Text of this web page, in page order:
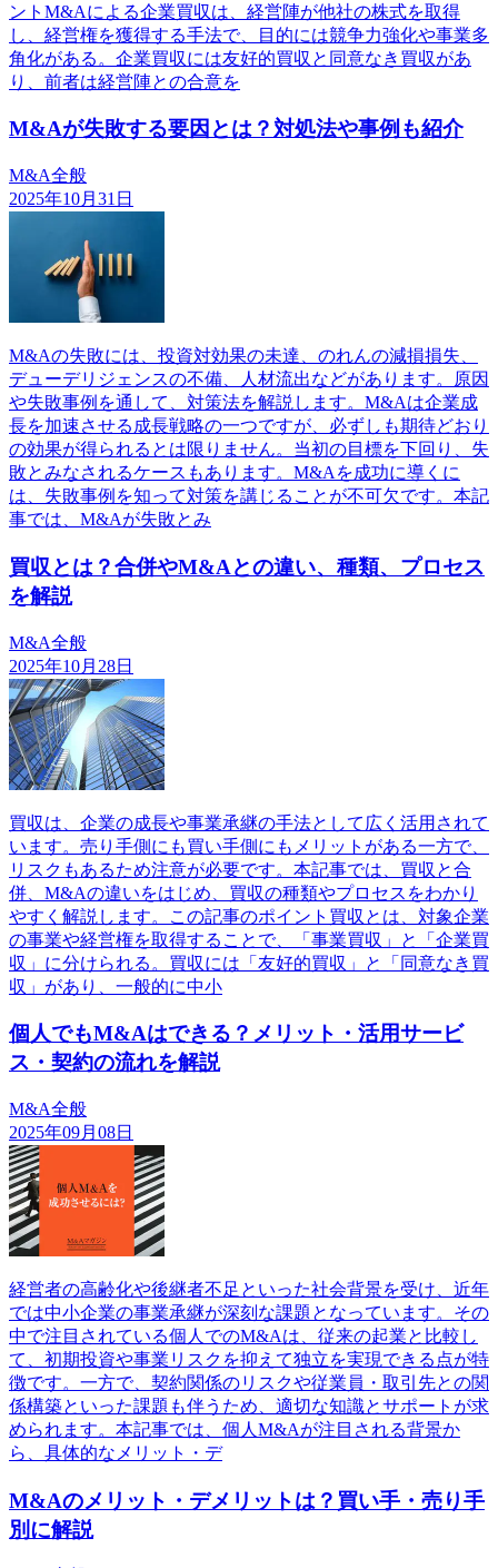
ントM&Aによる企業買収は、経営陣が他社の株式を取得
し、経営権を獲得する手法で、目的には競争力強化や事業多
角化がある。企業買収には友好的買収と同意なき買収があ
り、前者は経営陣との合意を
M&Aが失敗する要因とは？対処法や事例も紹介
M&A全般
2025年10月31日
M&Aの失敗には、投資対効果の未達、のれんの減損損失、
デューデリジェンスの不備、人材流出などがあります。原因
や失敗事例を通して、対策法を解説します。M&Aは企業成
長を加速させる成長戦略の一つですが、必ずしも期待どおり
の効果が得られるとは限りません。当初の目標を下回り、失
敗とみなされるケースもあります。M&Aを成功に導くに
は、失敗事例を知って対策を講じることが不可欠です。本記
事では、M&Aが失敗とみ
買収とは？合併やM&Aとの違い、種類、プロセス
を解説
M&A全般
2025年10月28日
買収は、企業の成長や事業承継の手法として広く活用されて
います。売り手側にも買い手側にもメリットがある一方で、
リスクもあるため注意が必要です。本記事では、買収と合
併、M&Aの違いをはじめ、買収の種類やプロセスをわかり
やすく解説します。この記事のポイント買収とは、対象企業
の事業や経営権を取得することで、「事業買収」と「企業買
収」に分けられる。買収には「友好的買収」と「同意なき買
収」があり、一般的に中小
個人でもM&Aはできる？メリット・活用サービ
ス・契約の流れを解説
M&A全般
2025年09月08日
経営者の高齢化や後継者不足といった社会背景を受け、近年
では中小企業の事業承継が深刻な課題となっています。その
中で注目されている個人でのM&Aは、従来の起業と比較し
て、初期投資や事業リスクを抑えて独立を実現できる点が特
徴です。一方で、契約関係のリスクや従業員・取引先との関
係構築といった課題も伴うため、適切な知識とサポートが求
められます。本記事では、個人M&Aが注目される背景か
ら、具体的なメリット・デ
M&Aのメリット・デメリットは？買い手・売り手
別に解説